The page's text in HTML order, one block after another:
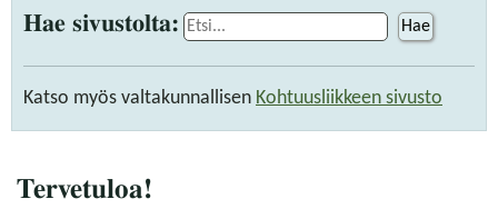
Hae sivustolta: Hae
Katso myös valtakunnallisen Kohtuusliikkeen sivusto
Tervetuloa!